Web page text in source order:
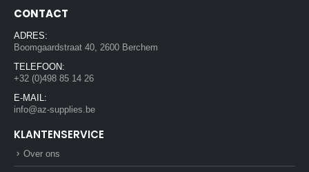
CONTACT
ADRES:
Boomgaardstraat 40, 2600 Berchem
TELEFOON:
+32 (0)498 85 14 26
E-MAIL:
info@az-supplies.be
KLANTENSERVICE
Over ons